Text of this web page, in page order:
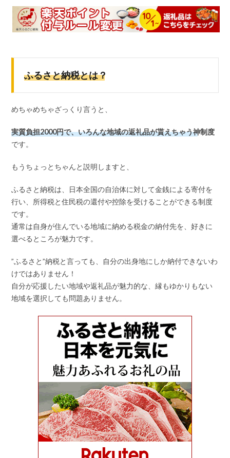
ふるさと納税とは？
めちゃめちゃざっくり言うと、
実質負担2000円で、いろんな地域の返礼品が貰えちゃう神制度
です。
もうちょっとちゃんと説明しますと、
ふるさと納税は、日本全国の自治体に対して金銭による寄付を
行い、所得税と住民税の還付や控除を受けることができる制度
です。
通常は自身が住んでいる地域に納める税金の納付先を、好きに
選べるところが魅力です。
”ふるさと”納税と言っても、自分の出身地にしか納付できないわ
けではありません！
自分が応援したい地域や返礼品が魅力的な、縁もゆかりもない
地域を選択しても問題ありません。